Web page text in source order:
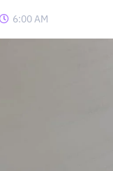
6:00 AM